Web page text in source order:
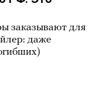
заказывают для
даже